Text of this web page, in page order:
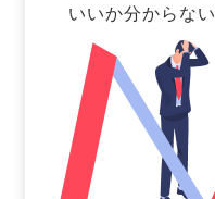
いいか分からない